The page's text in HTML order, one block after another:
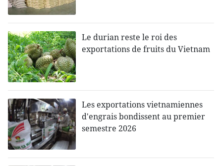
Le durian reste le roi des
exportations de fruits du Vietnam
Les exportations vietnamiennes
d'engrais bondissent au premier
semestre 2026